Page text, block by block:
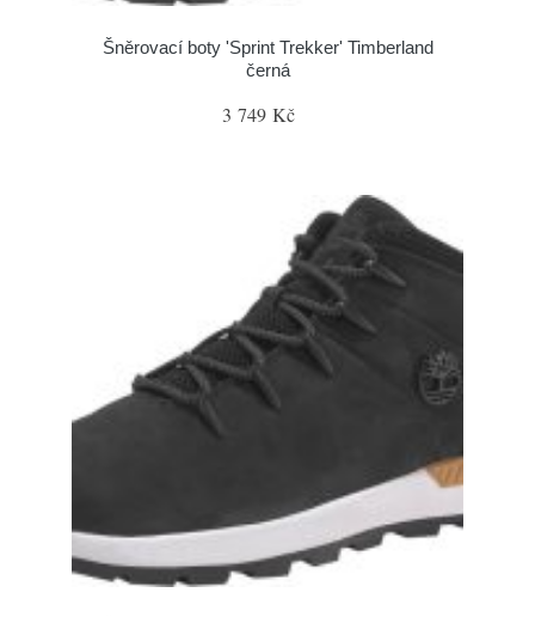
Šněrovací boty 'Sprint Trekker' Timberland
černá
3 749 Kč